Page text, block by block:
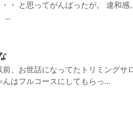
・ と思ってがんばったが。 違和感
...
、お世話になってたトリミングサ
はフルコースにしてもらっ...